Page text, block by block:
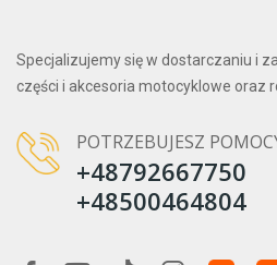
Specjalizujemy się w dostarczaniu i
części i akcesoria motocyklowe oraz
POTRZEBUJESZ
+48792667750
+48500464804